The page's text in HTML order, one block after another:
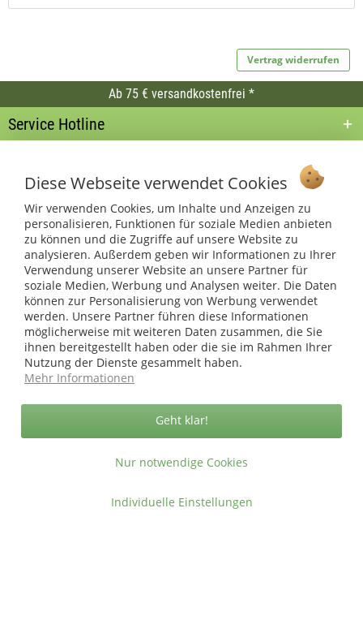
Vertrag widerrufen
Ab 75 € versandkostenfrei *
Service Hotline
Informationen
* bei Paketversand. Alle Preise inkl. gesetzl. Mehrwertsteuer zzgl.
Versandkosten.
Copyright © afp marketing gmbh - Alle Rechte vorbehalten
Sicher zahlen in unserem Onlineshop
Diese Webseite verwendet Cookies
Wir verwenden Cookies, um Inhalte und Anzeigen zu
personalisieren, Funktionen für soziale Medien anbieten
zu können und die Zugriffe auf unsere Website zu
analysieren. Außerdem geben wir Informationen zu Ihrer
Verwendung unserer Website an unsere Partner für
soziale Medien, Werbung und Analysen weiter. Die Daten
können zur Personalisierung von Werbung verwendet
werden. Unsere Partner führen diese Informationen
möglicherweise mit weiteren Daten zusammen, die Sie
ihnen bereitgestellt haben oder die sie im Rahmen Ihrer
Nutzung der Dienste gesammelt haben.
Mehr Informationen
Nur notwendige Cookies
Geht klar!
Individuelle Einstellungen